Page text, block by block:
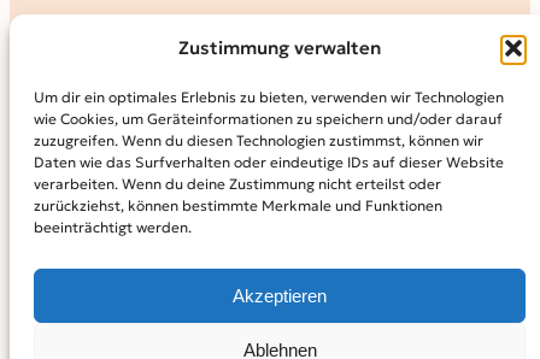
Zustimmung verwalten
Um dir ein optimales Erlebnis zu bieten, verwenden wir Technologien
wie Cookies, um Geräteinformationen zu speichern und/oder darauf
zuzugreifen. Wenn du diesen Technologien zustimmst, können wir
Daten wie das Surfverhalten oder eindeutige IDs auf dieser Website
verarbeiten. Wenn du deine Zustimmung nicht erteilst oder
zurückziehst, können bestimmte Merkmale und Funktionen
beeinträchtigt werden.
Akzeptieren
Ablehnen
KALENDER
MAGAZIN
KidS-Ausgaben online lesen
Abonnement
Archiv
INFO
Datenschutz­erklärung
Powered by